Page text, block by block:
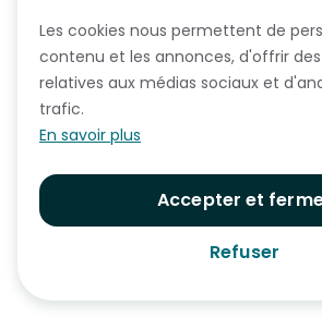
Les cookies nous permettent de
contenu et les annonces, d'offrir
relatives aux médias sociaux et
trafic.
En savoir plus
Accepter et
Refuser